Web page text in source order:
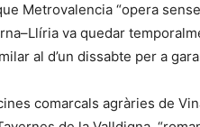
Metrovalencia “opera
va quedar
al d’un dissabte per a
comarcals agràries de